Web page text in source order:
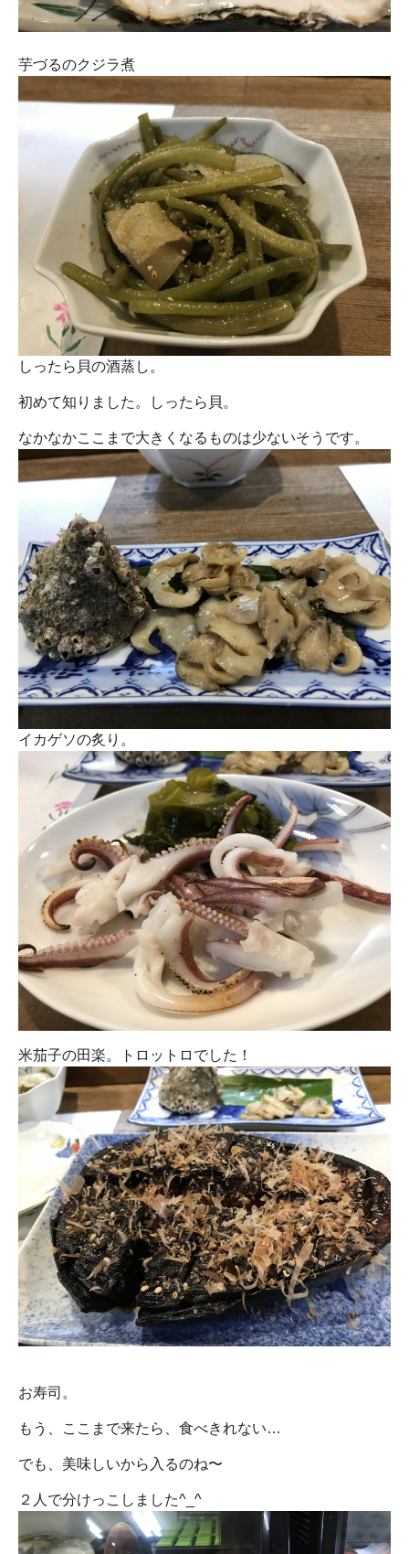
芋づるのクジラ煮
しったら貝の酒蒸し。
初めて知りました。しったら貝。
なかなかここまで大きくなるものは少ないそうです。
イカゲソの炙り。
米茄子の田楽。トロットロでした！
お寿司。
もう、ここまで来たら、食べきれない…
でも、美味しいから入るのね〜
２人で分けっこしました^_^